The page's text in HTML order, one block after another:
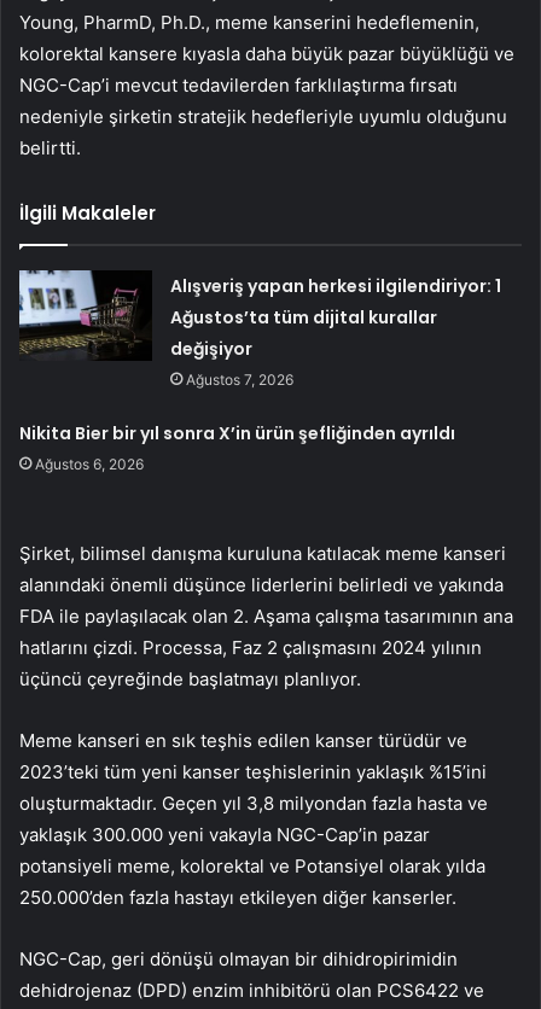
Young, PharmD, Ph.D., meme kanserini hedeflemenin,
kolorektal kansere kıyasla daha büyük pazar büyüklüğü ve
NGC-Cap’i mevcut tedavilerden farklılaştırma fırsatı
nedeniyle şirketin stratejik hedefleriyle uyumlu olduğunu
belirtti.
İlgili Makaleler
Alışveriş yapan herkesi ilgilendiriyor: 1
Ağustos’ta tüm dijital kurallar
değişiyor
Ağustos 7, 2026
Nikita Bier bir yıl sonra X’in ürün şefliğinden ayrıldı
Ağustos 6, 2026
Şirket, bilimsel danışma kuruluna katılacak meme kanseri
alanındaki önemli düşünce liderlerini belirledi ve yakında
FDA ile paylaşılacak olan 2. Aşama çalışma tasarımının ana
hatlarını çizdi. Processa, Faz 2 çalışmasını 2024 yılının
üçüncü çeyreğinde başlatmayı planlıyor.
Meme kanseri en sık teşhis edilen kanser türüdür ve
2023’teki tüm yeni kanser teşhislerinin yaklaşık %15’ini
oluşturmaktadır. Geçen yıl 3,8 milyondan fazla hasta ve
yaklaşık 300.000 yeni vakayla NGC-Cap’in pazar
potansiyeli meme, kolorektal ve Potansiyel olarak yılda
250.000’den fazla hastayı etkileyen diğer kanserler.
NGC-Cap, geri dönüşü olmayan bir dihidropirimidin
dehidrojenaz (DPD) enzim inhibitörü olan PCS6422 ve